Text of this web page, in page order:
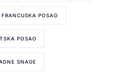
FRANCUSKA POSAO
POSAO
SNAGE